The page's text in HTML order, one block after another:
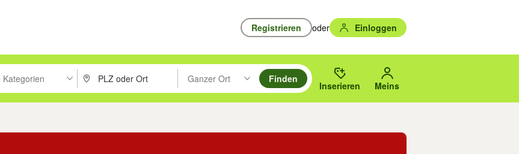
Registrieren oder Einloggen
zu suchen, oder Vorschläge mit den Pfeiltasten nach oben/unten durchsuchen und mit Eingabetaste auswählen.
Kategorien PLZ oder Ort eingeben. Eingabetaste drücken um zu suchen, oder Vorschläge mit den Pfeiltasten nach oben/
Ganzer Ort
Suche im Umkreis des gewählten Orts oder PLZ.
Finden
Inserieren Meins